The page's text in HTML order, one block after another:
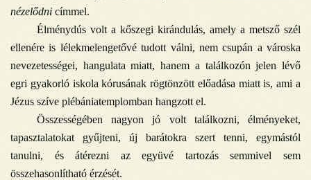
nézelődni címmel.
Élménydús volt a kőszegi kirándulás, amely a metsző szél
ellenére is lélekmelengetővé tudott válni, nem csupán a városka
nevezetességei, hangulata miatt, hanem a találkozón jelen lévő
egri gyakorló iskola kórusának rögtönzött előadása miatt is, ami a
Jézus szíve plébániatemplomban hangzott el.
Összességében nagyon jó volt találkozni, élményeket,
tapasztalatokat gyűjteni, új barátokra szert tenni, egymástól
tanulni, és átérezni az együvé tartozás semmivel sem
összehasonlítható érzését.